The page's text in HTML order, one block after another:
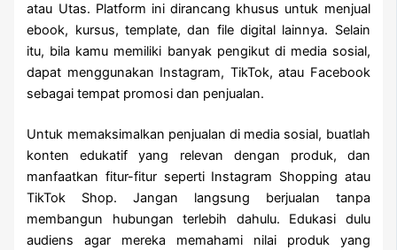
atau Utas. Platform ini dirancang khusus untuk menjual
ebook, kursus, template, dan file digital lainnya. Selain
itu, bila kamu memiliki banyak pengikut di media sosial,
dapat menggunakan Instagram, TikTok, atau Facebook
sebagai tempat promosi dan penjualan.
Untuk memaksimalkan penjualan di media sosial, buatlah
konten edukatif yang relevan dengan produk, dan
manfaatkan fitur-fitur seperti Instagram Shopping atau
TikTok Shop. Jangan langsung berjualan tanpa
membangun hubungan terlebih dahulu. Edukasi dulu
audiens agar mereka memahami nilai produk yang